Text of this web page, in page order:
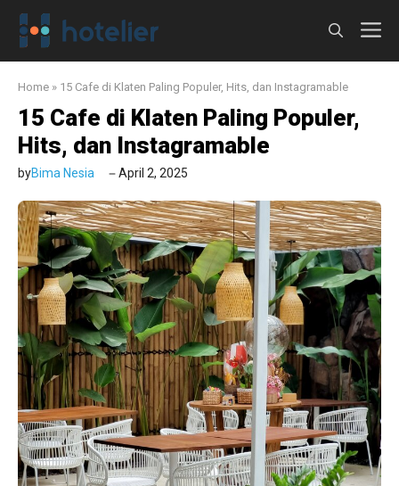
Langsung
Home » 15 Cafe di Klaten Paling Populer, Hits, dan Instagramable
15 Cafe di Klaten Paling Populer,
Hits, dan Instagramable
byBima Nesia April 2, 2025